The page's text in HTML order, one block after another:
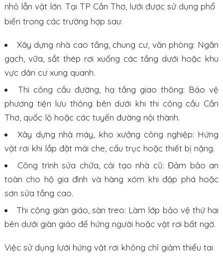
nhỏ lẫn vật lớn. Tại TP Cần Thơ, lưới được sử dụng phổ
biến trong các trường hợp sau:
Xây dựng nhà cao tầng, chung cư, văn phòng: Ngăn
gạch, vữa, sắt thép rơi xuống các tầng dưới hoặc khu
vực dân cư xung quanh.
Thi công cầu đường, hạ tầng giao thông: Bảo vệ
phương tiện lưu thông bên dưới khi thi công cầu Cần
Thơ, quốc lộ hoặc các tuyến đường nội thành.
Xây dựng nhà máy, kho xưởng công nghiệp: Hứng
vật rơi khi lắp đặt mái che, cẩu trục hoặc thiết bị nặng.
Công trình sửa chữa, cải tạo nhà cũ: Đảm bảo an
toàn cho hộ gia đình và hàng xóm khi đập phá hoặc
sơn sửa tầng cao.
Thi công giàn giáo, sàn treo: Làm lớp bảo vệ thứ hai
bên dưới giàn giáo để hứng người hoặc vật rơi bất ngờ.
Việc sử dụng lưới hứng vật rơi không chỉ giảm thiểu tai